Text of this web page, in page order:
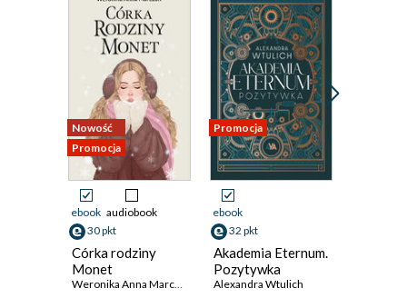
Nowość
Promocja
ebook audiobook
30 pkt
Córka rodziny
Monet
Promocja
ebook
32 pkt
Akademia Eternum.
Pozytywka
Alexandra Wtulich